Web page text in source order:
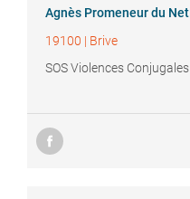
Agnès Promeneur du Net
19100 | Brive
SOS Violences Conjugales